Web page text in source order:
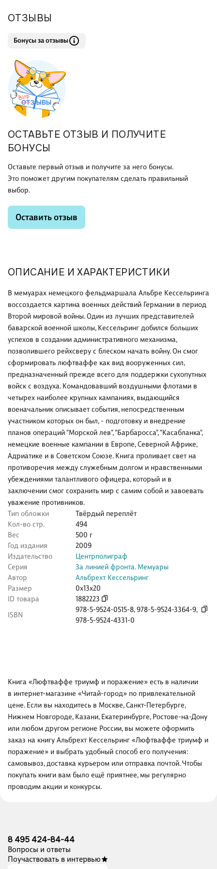
немецкие военные камп
ОПИСАНИЕ И ХАРАКТЕРИСТИКИ
В мемуарах немецкого фельдмаршала Альбре Кессельринга
воссоздается картина военных действий Германии в период
Второй мировой войны. Один из лучших представителей
баварской военной школы, Кессельринг добился больших
успехов в создании административного механизма,
позволившего рейхсверу с блеском начать войну. Он смог
сформировать люфтваффе как вид вооруженных сил,
предназначенный прежде всего для поддержки сухопутных
войск с воздуха. Командовавший воздушными флотами в
четырех наиболее крупных кампаниях, выдающийся
военачальник описывает события, непосредственным
участником которых он был, - подготовку и внедрение
планов операций "Морской лев", "Барбаросса", "Касабланка",
немецкие военные кампании в Европе, Северной Африке,
Адриатике и в Советском Союзе. Книга проливает свет на
противоречия между служебным долгом и нравственными
убеждениями талантливого офицера, который и в
заключении смог сохранить мир с самим собой и завоевать
уважение противников.
Тип обложки
Твёрдый переплёт
Кол-во стр.
494
Вес
500 г
Год издания
2009
Издательство
Центрполиграф
Серия
За линией фронта. Мемуары
Автор
Альбрехт Кессельринг
Размер
0x13x20
ID товара
1882223
ISBN
978-5-9524-0515-8,978-5-9524-3364-9,
978-5-9524-4331-0
ОТЗЫВЫ
Бонусы за отзывы
ОСТАВЬТЕ ОТЗЫВ И ПОЛУЧИТЕ
БОНУСЫ
Оставьте первый отзыв и получите за него бонусы.
Это поможет другим покупателям сделать правильный
выбор.
Оставить отзыв
Книга «Люфтваффе триумф и поражение» есть в наличии
в интернет-магазине «Читай-город» по привлекательной
цене. Если вы находитесь в Москве, Санкт-Петербурге,
Нижнем Новгороде, Казани, Екатеринбурге, Ростове-на-Дону
или любом другом регионе России, вы можете оформить
заказ на книгу Альбрехт Кессельринг «Люфтваффе триумф и
поражение» и выбрать удобный способ его получения:
самовывоз, доставка курьером или отправка почтой. Чтобы
покупать книги вам было ещё приятнее, мы регулярно
проводим акции и конкурсы.
8 495 424-84-44
Вопросы и ответы
Поучаствовать в интервью